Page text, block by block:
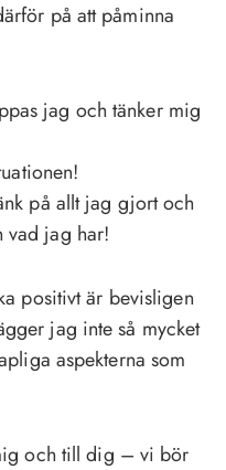
på att påminna
jag och tänker mig
på allt jag gjort och
vad jag har!
positivt är bevisligen
jag inte så mycket
aspekterna som
och till dig – vi bör